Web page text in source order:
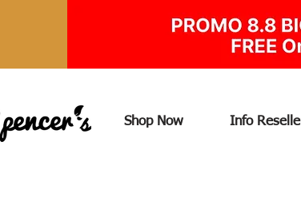
Shop Now Info